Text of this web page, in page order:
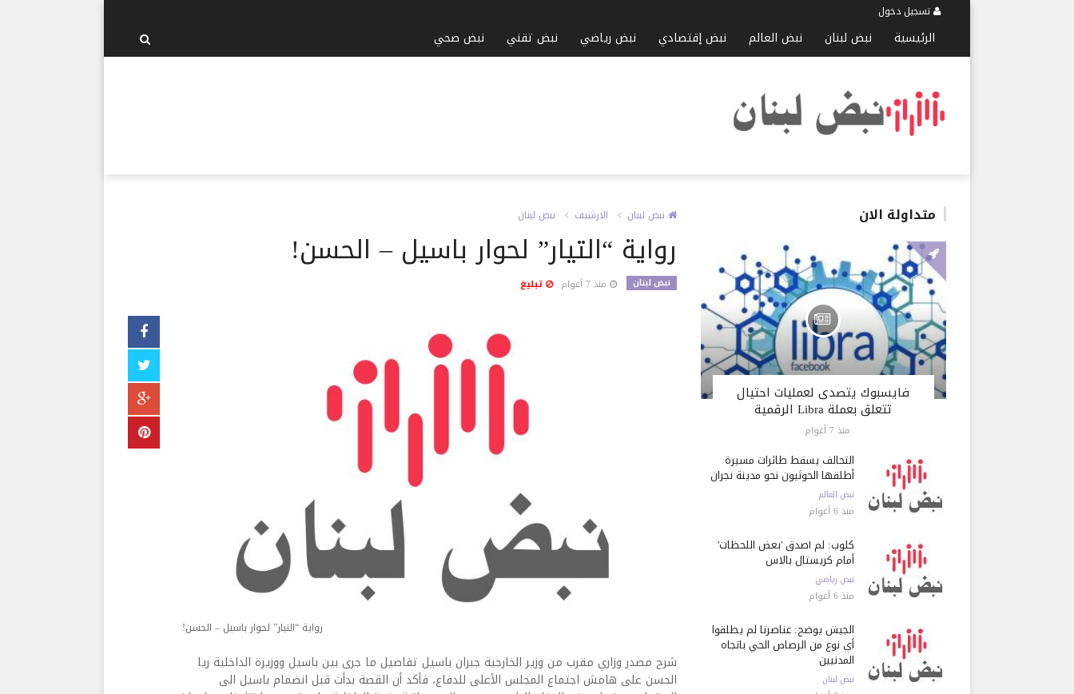
تسجيل دخول
الرئيسية نبض لبنان نبض العالم نبض إقتصادي نبض رياضي نبض تقني نبض صحي
نبض لبنان الارشيف نبض لبنان
رواية “التيار” لحوار باسيل – الحسن!
نبض لبنان منذ 7 أعوام تبليغ
رواية “التيار” لحوار باسيل – الحسن!
شرح مصدر وزاري مقرب من وزير الخارجية جبران باسيل تفاصيل ما جرى بين باسيل ووزيرة الداخلية ريا
الحسن على هامش اجتماع المجلس الأعلى للدفاع، فأكد أن القصة بدأت قبل انضمام باسيل الى
متداولة الان
فايسبوك يتصدى لعمليات احتيال
تتعلق بعملة Libra الرقمية
منذ 7 أعوام
التحالف يسقط طائرات مسيرة
أطلقها الحوثيون نحو مدينة نجران
نبض العالم
منذ 6 أعوام
كلوب: لم أصدق 'بعض اللحظات'
أمام كريستال بالاس
نبض رياضي
منذ 6 أعوام
الجيش يوضح: عناصرنا لم يطلقوا
أي نوع من الرصاص الحي باتجاه
المدنيين
نبض لبنان